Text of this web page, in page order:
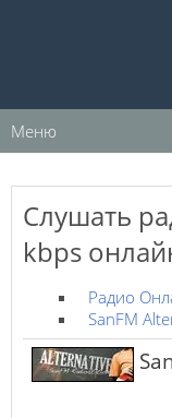
Меню
Слушать
kbps
Радио
SanFM